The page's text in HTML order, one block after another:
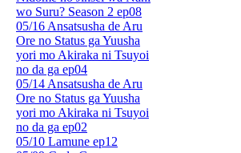
wo Suru? Season 2 ep08
05/16 Ansatsusha de Aru
Ore no Status ga Yuusha
yori mo Akiraka ni Tsuyoi
no da ga ep04
05/14 Ansatsusha de Aru
Ore no Status ga Yuusha
yori mo Akiraka ni Tsuyoi
no da ga ep02
05/10 Lamune ep12